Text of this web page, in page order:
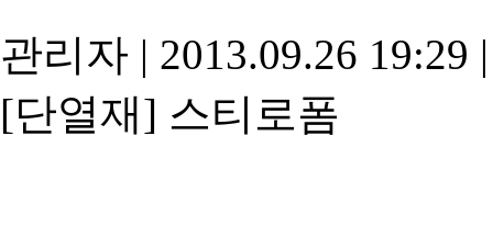
관리자 | 2013.09.26 19:29 |
[단열재] 스티로폼